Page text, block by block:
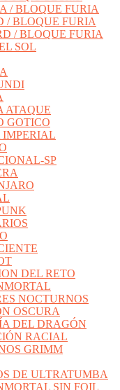
/ BLOQUE FURIA
/ BLOQUE FURIA
/ BLOQUE FURIA
SOL
ATAQUE
GOTICO
SP
DEL RETO
NOCTURNOS
OSCURA
DEL DRAGÓN
RACIAL
GRIMM
DE ULTRATUMBA
SIN FOIL